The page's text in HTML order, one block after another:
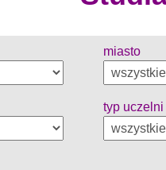
miasto
typ uczelni